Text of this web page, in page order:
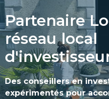
Partenaire
réseau local
Des conseillers en
expérimentés pour